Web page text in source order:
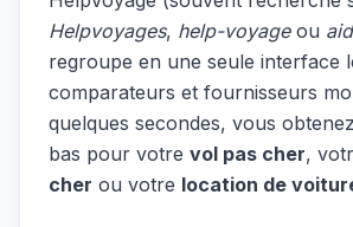
Helpvoyages, help-voyageou
regroupe en une seule interface
comparateurs et fournisseurs
quelques secondes, vous
bas pour votre vol pas cher,
cher ou votre location de